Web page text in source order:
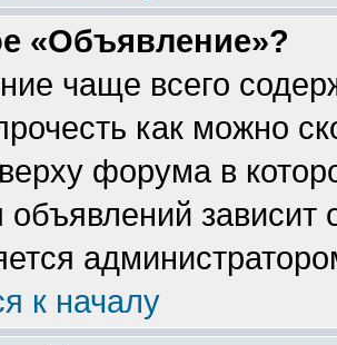
«Объявление»?
чаще всего
как можно
форума в
объявлений зависит
к началу